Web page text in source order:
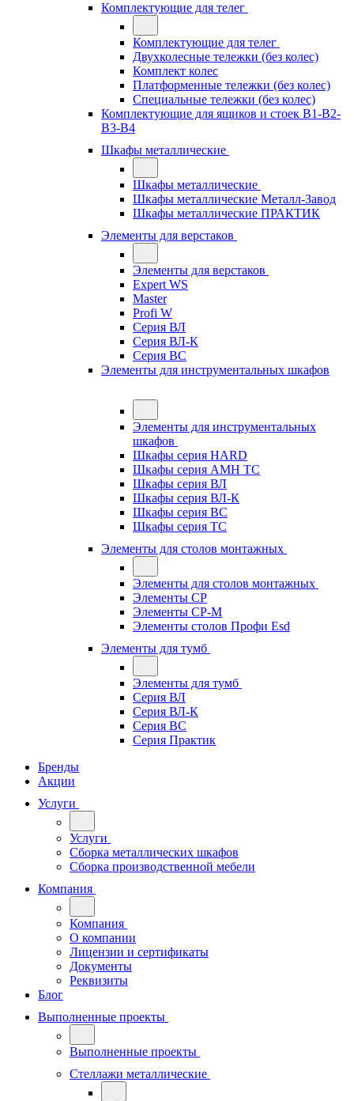
Комплектующие для телег
Комплектующие для телег
Двухколесные тележки (без колес)
Комплект колес
Платформенные тележки (без колес)
Специальные тележки (без колес)
Комплектующие для ящиков и стоек В1-В2-
В3-В4
Шкафы металлические
Шкафы металлические
Шкафы металлические Металл-Завод
Шкафы металлические ПРАКТИК
Элементы для верстаков
Элементы для верстаков
Expert WS
Master
Profi W
Серия ВЛ
Серия ВЛ-К
Серия ВС
Элементы для инструментальных шкафов
Элементы для инструментальных
шкафов
Шкафы серия HARD
Шкафы серия АМН ТС
Шкафы серия ВЛ
Шкафы серия ВЛ-К
Шкафы серия ВС
Шкафы серия ТС
Элементы для столов монтажных
Элементы для столов монтажных
Элементы СР
Элементы СР-М
Элементы столов Профи Esd
Элементы для тумб
Элементы для тумб
Серия ВЛ
Серия ВЛ-К
Серия ВС
Серия Практик
Бренды
Акции
Услуги
Услуги
Сборка металлических шкафов
Сборка производственной мебели
Компания
Компания
О компании
Лицензии и сертификаты
Документы
Реквизиты
Блог
Выполненные проекты
Выполненные проекты
Стеллажи металлические